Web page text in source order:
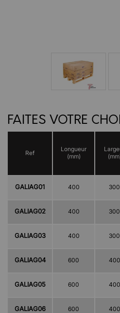
FAITES VOTRE
Ref
Longueur
(mm)
GALIAG01 400 300
GALIAG02 400 300
GALIAG03 400 300
GALIAG04 600 400
GALIAG05 600 400
GALIAG06 600 400